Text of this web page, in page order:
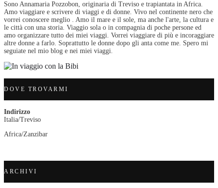
Sono Annamaria Pozzobon, originaria di Treviso e trapiantata in Africa.
Amo viaggiare e scrivere di viaggi e di donne. Vivo nel continente nero che
vorrei conoscere meglio . Amo il mare e il sole, ma anche l'arte, la cultura e
le città con una storia. Viaggio sola o in compagnia di poche persone ed
amo organizzare tutto dei miei viaggi. Vorrei viaggiare di più e incoraggiare
altre donne a farlo. Soprattutto le donne dopo gli anta come me. Spero mi
seguiate nel mio blog e nei miei viaggi.
DOVE TROVARMI
Indirizzo
Italia/Treviso
Africa/Zanzibar
ARCHIVI